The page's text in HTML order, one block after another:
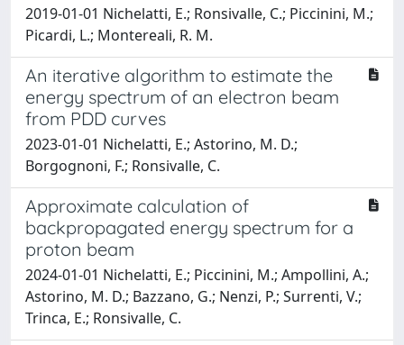
2019-01-01 Nichelatti, E.; Ronsivalle, C.; Piccinini, M.;
Picardi, L.; Montereali, R. M.
An iterative algorithm to estimate the
energy spectrum of an electron beam
from PDD curves
2023-01-01 Nichelatti, E.; Astorino, M. D.;
Borgognoni, F.; Ronsivalle, C.
Approximate calculation of
backpropagated energy spectrum for a
proton beam
2024-01-01 Nichelatti, E.; Piccinini, M.; Ampollini, A.;
Astorino, M. D.; Bazzano, G.; Nenzi, P.; Surrenti, V.;
Trinca, E.; Ronsivalle, C.